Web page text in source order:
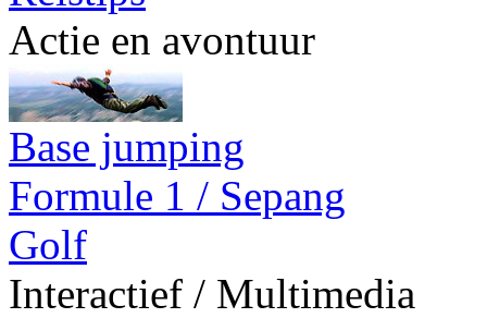
Actie en avontuur
Base jumping
Formule 1 / Sepang
Golf
Interactief / Multimedia